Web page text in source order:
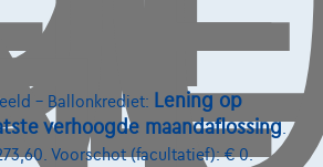
– Ballonkrediet: Lening op
verhoogde maandaflossing
Voorschot (facultatief): € 0.